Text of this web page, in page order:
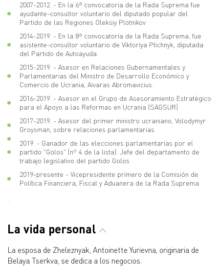
2007-2012. - En la 6ª convocatoria de la Rada Suprema fue
ayudante-consultor voluntario del diputado popular del
Partido de las Regiones Oleksiy Plotnikov
2014-2019. - En la 8ª convocatoria de la Rada Suprema, fue
asistente-consultor voluntario de Viktoriya Ptichnyk, diputada
del Partido de Autoayuda
2015-2019. - Asesor en Relaciones Gubernamentales y
Parlamentarias del Ministro de Desarrollo Económico y
Comercio de Ucrania, Aivaras Abromavicius.
2016-2019. - Asesor en el Grupo de Asesoramiento Estratégico
para el Apoyo a las Reformas en Ucrania (SAGSUR)
2017-2019. - Asesor del primer ministro ucraniano, Volodymyr
Groysman, sobre relaciones parlamentarias
2019. - Ganador de las elecciones parlamentarias por el
partido "Golos" (nº 4 de la lista). Jefe del departamento de
trabajo legislativo del partido Golos
2019-presente - Vicepresidente primero de la Comisión de
Política Financiera, Fiscal y Aduanera de la Rada Suprema
La vida personal
La esposa de Zheleznyak, Antoinette Yurievna, originaria de
Belaya Tserkva, se dedica a los negocios.